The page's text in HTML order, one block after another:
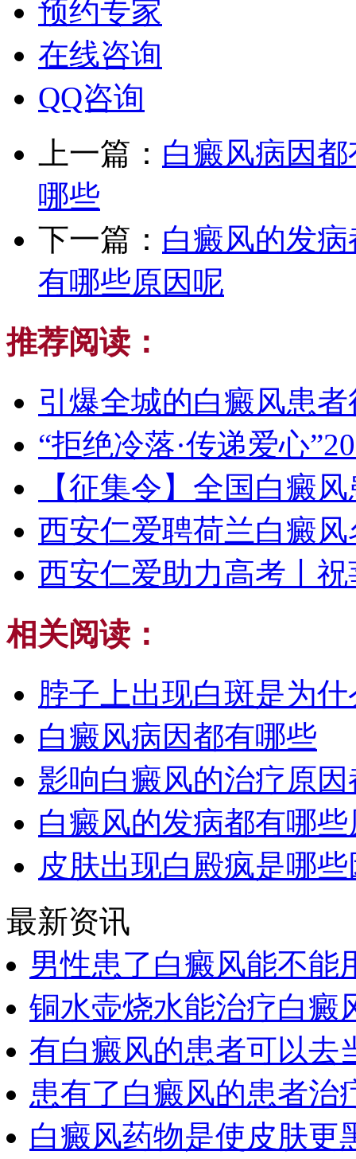
预约专家
在线咨询
QQ咨询
上一篇： 白癜风病因都
哪些
下一篇： 白癜风的发病
有哪些原因呢
推荐阅读：
引爆全城的白癜风患
“拒绝冷落·传递爱心
【征集令】全国白癜
西安仁爱聘荷兰白癜
西安仁爱助力高考丨
相关阅读：
脖子上出现白斑是为什
白癜风病因都有哪些
影响白癜风的治疗原
白癜风的发病都有哪
皮肤出现白殿疯是哪
最新资讯
男性患了白癜风能不能
铜水壶烧水能治疗白癜
有白癜风的患者可以去
患有了白癜风的患者治
白癜风药物是使皮肤更